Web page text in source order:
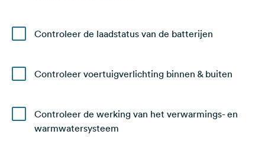
Controleer de laadstatus van de batterijen
Controleer voertuigverlichting binnen & buiten
Controleer de werking van het verwarmings- en
warmwatersysteem